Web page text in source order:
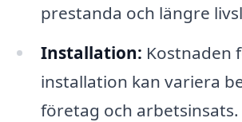
prestanda och längre
Installation: Kostnaden
installation kan variera
företag och arbetsinsats.